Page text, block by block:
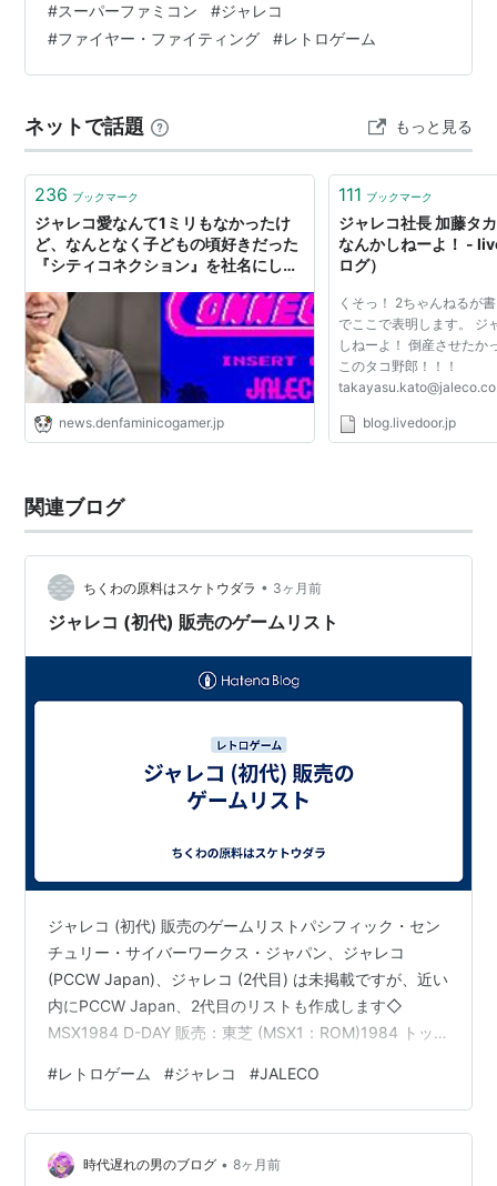
地方都市のギャルを口説くなんてわけないだろう。 今回
は命懸けの消火活動にあたる消防士が主人公のトップビ
ューアクション、『ファイヤー・ファイティング』をレ
で評価の分かれる『燃えろ!!プロ野球』や社長が自らクソ
ゲーと認めた『黄…
#スーパーファミコン #ジャレコ
#ファイヤー・ファイティング #レトロゲーム
ネットで話題 もっと見る
236 ブックマーク
ジャレコ愛なんて1ミリもなかったけ
ど、なんとなく子どもの頃好きだった
『シティコネクション』を社名にした
にジャレコのIPを丸ごと継承すること
になった男の話
news.denfaminicogamer.jp
111 ブックマーク
ジャレコ社長 加藤タ
なんかしねーよ！ -
ログ）
くそっ！ 2ちゃんねるが
でここで表明します。 ジ
しねーよ！ 倒産させたか
このタコ野郎！！！
blog.livedoor.jp
関連ブログ
ちくわの原料はスケトウダラ • 3ヶ月前
ジャレコ (初代) 販売のゲームリスト
ジャレコ (初代) 販売のゲームリストパシフィック・セン
チュリー・サイバーワークス・ジャパン、ジャレコ
(PCCW Japan)、ジャレコ (2代目) は未掲載ですが、近い
内にPCCW Japan、2代目のリストも作成します◇
MSX1984 D-DAY 販売：東芝 (MSX1：ROM)1984 トッ
ンII ゾルニ 販売：東芝 (MSX1：ROM)1985 フォーメーシ
ョンZ 販売：日本デクスタ (MSX1：ROM)1985 忍者くん
魔城の冒険 販売：日本デクスタ (MSX1：ROM)1985 オ
ウムのピピの大冒険 販売：日本デ…
#レトロゲーム #ジャレコ #JALECO
時代遅れの男のブログ • 8ヶ月前